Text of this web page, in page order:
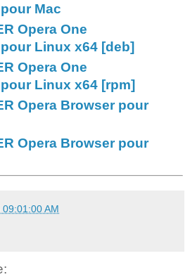
Mac
Opera One
pour Linux x64 [deb]
Opera One
pour Linux x64 [rpm]
Opera Browser pour
Opera Browser pour
AM